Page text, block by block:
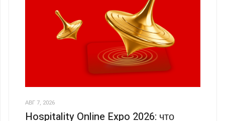
АВГ 7, 2026
Hospitality Online Expo 2026: что